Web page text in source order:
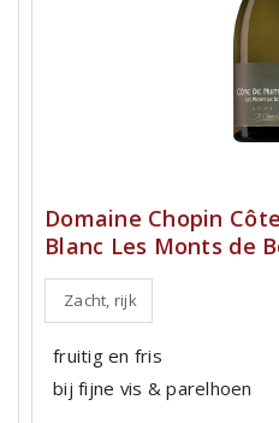
Domaine Chopin
Blanc Les Monts de
Zacht, rijk
fruitig en fris
bij fijne vis & parelhoen